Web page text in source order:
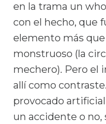
en la trama un
con el hecho, que
elemento más
monstruoso (la
mechero). Pero el
allí como
provocado
un accidente o no,